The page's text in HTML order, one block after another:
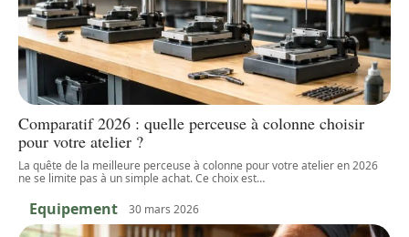
Comparatif 2026 : quelle perceuse à colonne choisir
pour votre atelier ?
La quête de la meilleure perceuse à colonne pour votre atelier en 2026
ne se limite pas à un simple achat. Ce choix est…
Equipement 30 mars 2026